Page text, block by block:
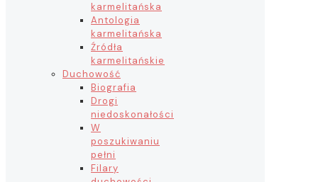
karmelitańska
Antologia
karmelitańska
Źródła
karmelitańskie
Duchowość
Biografia
Drogi
niedoskonałości
W
poszukiwaniu
pełni
Filary